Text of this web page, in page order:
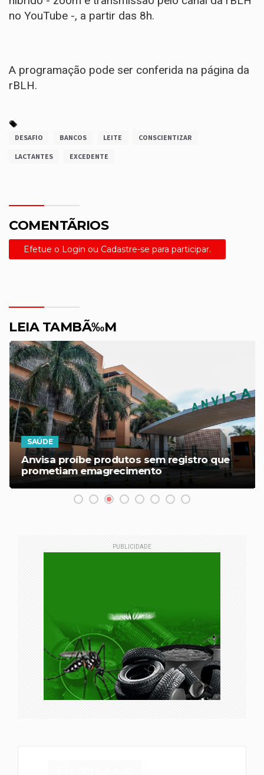
no YouTube -, a partir das 8h.
A programação pode ser conferida na página da
rBLH.
DESAFIO BANCOS LEITE CONSCIENTIZAR
LACTANTES EXCEDENTE
COMENTÃRIOS
Efetue o Login ou Cadastre-se para participar.
LEIA TAMBÃ‰M
SAÚDE
Anvisa proíbe produtos sem registro que
prometiam emagrecimento
PUBLICIDADE